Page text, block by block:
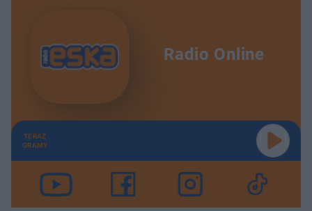
Radio Online
TERAZ
GRAMY